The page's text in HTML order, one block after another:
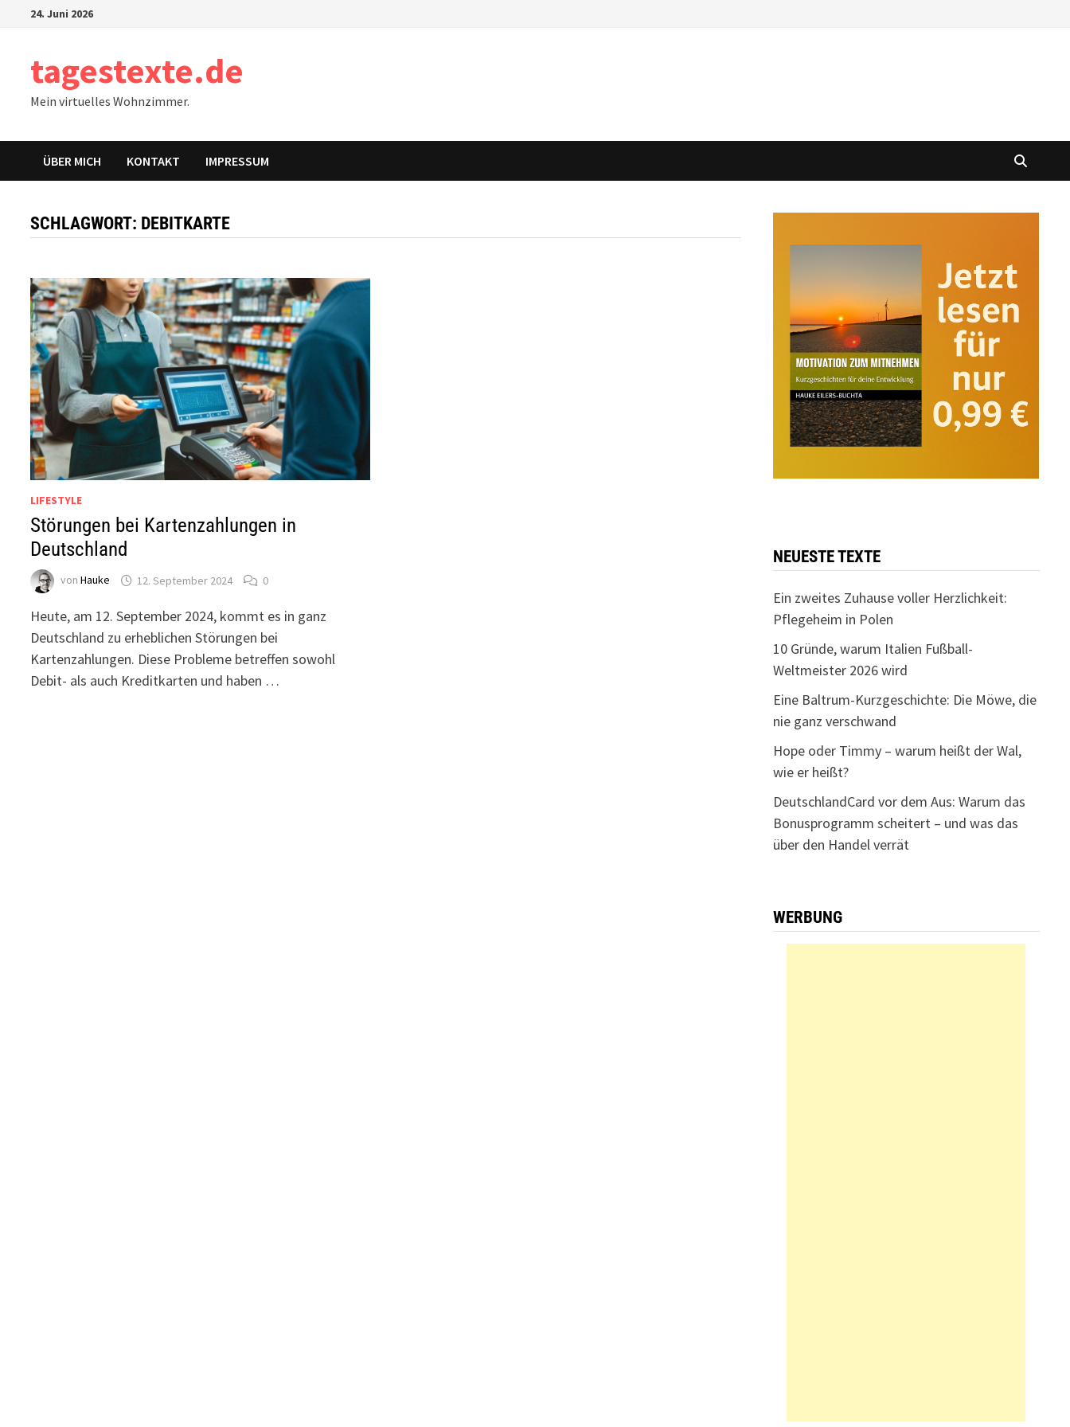
24. Juni 2026
tagestexte.de
Mein virtuelles Wohnzimmer.
ÜBER MICH KONTAKT IMPRESSUM
SCHLAGWORT: DEBITKARTE
LIFESTYLE
Störungen bei Kartenzahlungen in
Deutschland
vonHauke 12. September 2024 0
Heute, am 12. September 2024, kommt es in ganz
Deutschland zu erheblichen Störungen bei
Kartenzahlungen. Diese Probleme betreffen sowohl
Debit- als auch Kreditkarten und haben …
NEUESTE TEXTE
Ein zweites Zuhause voller Herzlichkeit:
Pflegeheim in Polen
10 Gründe, warum Italien Fußball-
Weltmeister 2026 wird
Eine Baltrum-Kurzgeschichte: Die Möwe, die
nie ganz verschwand
Hope oder Timmy – warum heißt der Wal,
wie er heißt?
DeutschlandCard vor dem Aus: Warum das
Bonusprogramm scheitert – und was das
über den Handel verrät
WERBUNG